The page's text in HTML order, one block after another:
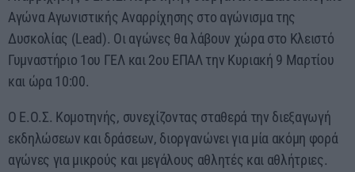
Αγώνα Αγωνιστικής Αναρρίχησης στο αγώνισμα της
Δυσκολίας (Lead). Οι αγώνες θα λάβουν χώρα στο Κλειστό
Γυμναστήριο 1ου ΓΕΛ και 2ου ΕΠΑΛ την Κυριακή 9 Μαρτίου
και ώρα 10:00.
Ο Ε.Ο.Σ. Κομοτηνής, συνεχίζοντας σταθερά την διεξαγωγή
εκδηλώσεων και δράσεων, διοργανώνει για μία ακόμη φορά
αγώνες για μικρούς και μεγάλους αθλητές και αθλήτριες.